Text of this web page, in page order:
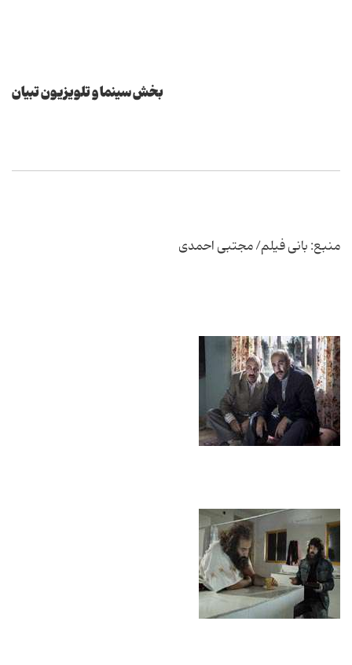
بخش سینما و تلویزیون تبیان
منبع: بانی فیلم/ مجتبی احمدی